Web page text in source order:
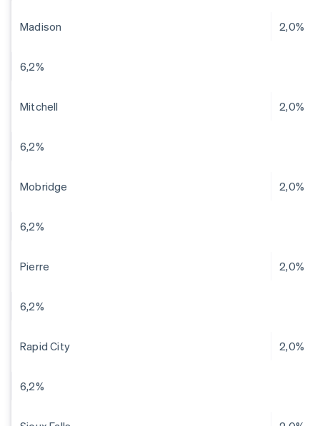
Madison 2,0%
6,2%
Mitchell 2,0%
6,2%
Mobridge 2,0%
6,2%
Pierre 2,0%
6,2%
Rapid City 2,0%
6,2%